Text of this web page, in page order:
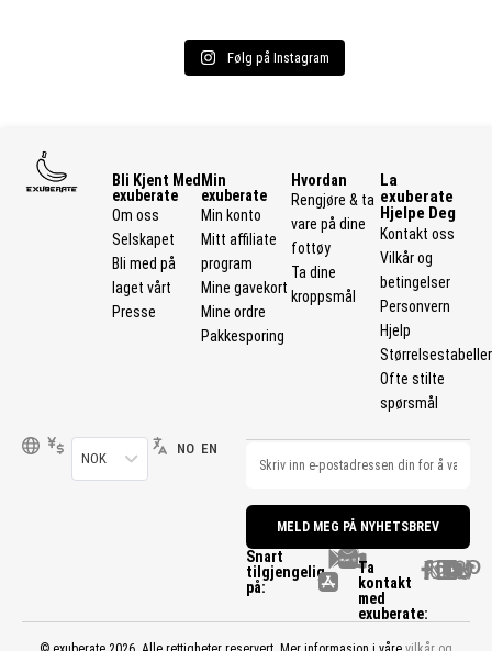
Følg på Instagram
Bli Kjent Med
exuberate
Om oss
Selskapet
Bli med på
laget vårt
Presse
Min
exuberate
Min konto
Mitt affiliate
program
Mine gavekort
Mine ordre
Pakkesporing
Hvordan
Rengjøre & ta
vare på dine
fottøy
Ta dine
kroppsmål
La
exuberate
Hjelpe Deg
Kontakt oss
Vilkår og
betingelser
Personvern
Hjelp
Størrelsestabeller
Ofte stilte
spørsmål
NOK
NO EN
MELD MEG PÅ NYHETSBREV
Snart
tilgjengelig
på:
Ta
kontakt
med
exuberate: